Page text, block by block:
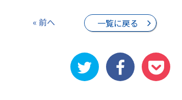
« 前へ 一覧に戻る